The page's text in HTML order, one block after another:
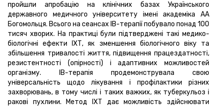
пройшли апробацію на клінічних базах Українського
державного медичного університету імені академіка АА
Богомольця. Всього на сеансах ІВ-терапії побувало понад 100
тисяч хворих. На практиці були підтверджені такі медико-
біологічні ефекти ІХТ, як зменшення біологічного віку та
збільшення тривалості життя, підвищення працездатності,
резистентності (опірності) і адаптивних можливостей
організму. ІВ-терапія продемонструвала свою
універсальність щодо лікування і профілактики різних
захворювань, в тому числі і таких важких, як туберкульоз і
ракові пухлини. Метод ІХТ дає можливість здійснювати